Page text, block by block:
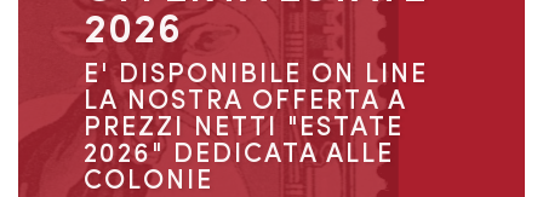
2026
E' DISPONIBILE ON LINE
LA NOSTRA OFFERTA A
PREZZI NETTI "ESTATE
2026" DEDICATA ALLE
COLONIE